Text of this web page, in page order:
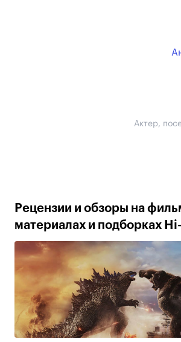
Актер,
Рецензии и обзоры на
материалах и подборках